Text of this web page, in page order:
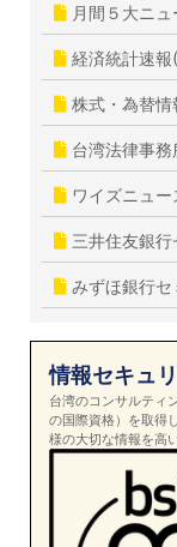
月間５大ニ
経済統計速
株式・為替
台湾法律事
ワイズニュ
三井住友銀
みずほ銀行
情報セキュ
台湾のコンサルティ
の国際資格）を取得
様の大切な情報を高